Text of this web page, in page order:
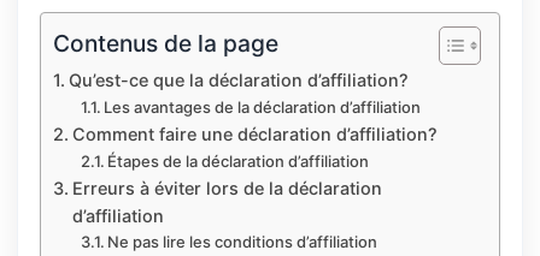
Contenus de la page
Qu’est-ce que la déclaration d’affiliation?
Les avantages de la déclaration d’affiliation
Comment faire une déclaration d’affiliation?
Étapes de la déclaration d’affiliation
Erreurs à éviter lors de la déclaration
d’affiliation
Ne pas lire les conditions d’affiliation